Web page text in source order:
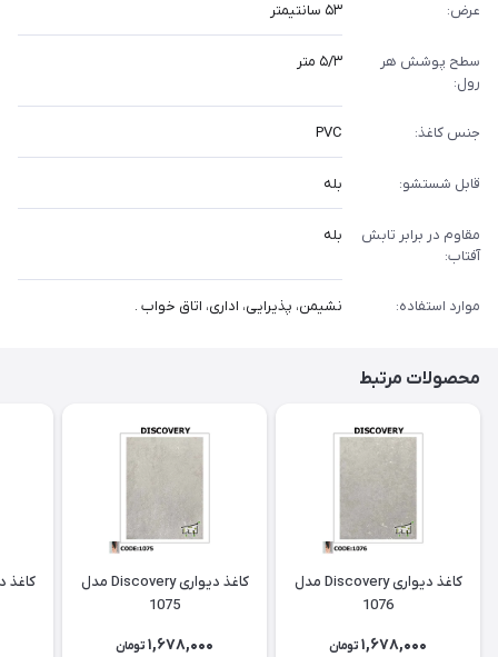
عرض: ۵۳ سانتیمتر
سطح پوشش هر
رول:
۵/۳ متر
جنس کاغذ: PVC
قابل شستشو: بله
مقاوم در برابر تابش
آفتاب:
بله
موارد استفاده: نشیمن، پذیرایی، اداری، اتاق خواب .
محصولات مرتبط
کاغذ دیواری Discovery مدل
1076
1,678,000 تومان
کاغذ دیواری Discovery مدل
1075
1,678,000 تومان